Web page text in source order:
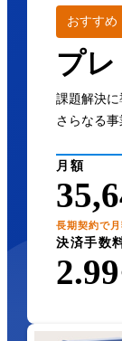
おすすめ
プ
課題解決
さらなる
月額
長期契約で
決済手数
2.99